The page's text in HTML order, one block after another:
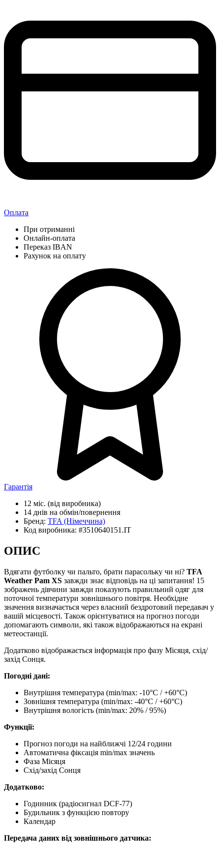
Оплата
При отриманні
Онлайн-оплата
Переказ IBAN
Рахунок на оплату
Гарантія
12 міс. (від виробника)
14 днів на обмін/повернення
Бренд: TFA (Німеччина)
Код виробника: #3510640151.IT
ОПИС
Вдягати футболку чи пальто, брати парасольку чи ні? TFA
Weather Pam XS завжди знає відповідь на ці запитання! 15
зображень дівчини завжди показують правильний одяг для
поточної температури зовнішнього повітря. Необхідне
значення визначається через власний бездротовий передавач у
вашій місцевості. Також орієнтуватися на прогноз погоди
допомагають символи, які також відображаються на екрані
метеостанції.
Додатково відображається інформація про фазу Місяця, схід/
захід Сонця.
Погодні дані:
Внутрішня температура (min/max: -10°C / +60°C)
Зовнішня температура (min/max: -40°C / +60°C)
Внутрішня вологість (min/max: 20% / 95%)
Функції:
Прогноз погоди на найближчі 12/24 години
Автоматична фіксація min/max значень
Фаза Місяця
Схід/захід Сонця
Додатково:
Годинник (радіосигнал DCF-77)
Будильник з функцією повтору
Календар
Передача даних від зовнішнього датчика: